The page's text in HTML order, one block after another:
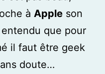
à Apple son
que pour
il faut être geek
doute…